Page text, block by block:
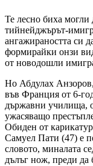
Те лесно биха могли
тийнейджърът-
ангажираността си
формирайки онзи
от новодошли
Но Абдулах
във Франция от 6-
държавни училища,
ужасяващо
Обиден от
Самуел Пати (47) е
словото, миналата
дълъг нож, преди да